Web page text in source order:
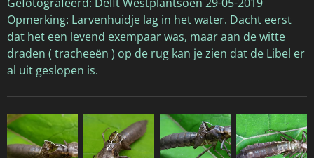
Opmerking: Larvenhuidje lag in het water. Dacht eerst
dat het een levend exempaar was, maar aan de witte
draden ( tracheeën ) op de rug kan je zien dat de Libel er
al uit geslopen is.